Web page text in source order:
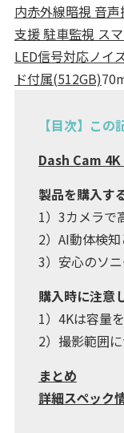
内赤外線暗視 音声
支援 駐車監視 ス
LED信号対応ノイ
ド付属(512GB)
【目次】この
Dash Cam
製品を購入す
1）3カメラで
2）AI動体検
3）安心のソ
購入時に注意
1）4Kは容量
2）撮影範囲
まとめ
詳細スペック